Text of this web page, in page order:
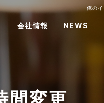
俺の
会社情報 NEWS